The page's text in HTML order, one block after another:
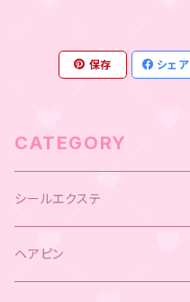
保存 シェア
CATEGORY
シールエクステ
キラキラシールエクステ
ヘアピン